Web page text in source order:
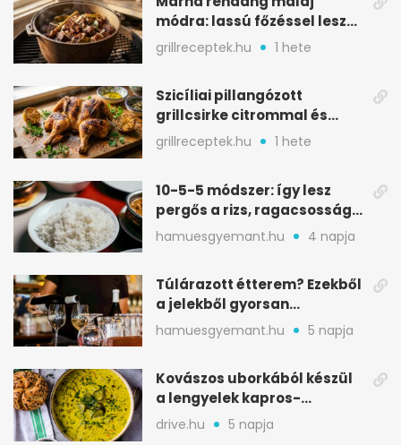
módra: lassú főzéssel lesz
igazán szaftos
grillreceptek.hu 1 hete
Szicíliai pillangózott
grillcsirke citrommal és
oregánóval
grillreceptek.hu 1 hete
10-5-5 módszer: így lesz
pergős a rizs, ragacsosság
nélkül
hamuesgyemant.hu 4 napja
Túlárazott étterem? Ezekből
a jelekből gyorsan
észreveheted
hamuesgyemant.hu 5 napja
Kovászos uborkából készül
a lengyelek kapros-
savanykás levese
drive.hu 5 napja